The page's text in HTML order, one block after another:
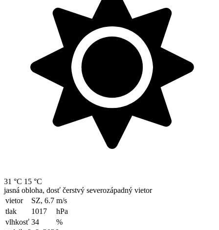
31 °C 15 °C
jasná obloha, dosť čerstvý severozápadný vietor
vietor
SZ, 6.7 m/s
tlak
1017
hPa
vlhkosť 34
%